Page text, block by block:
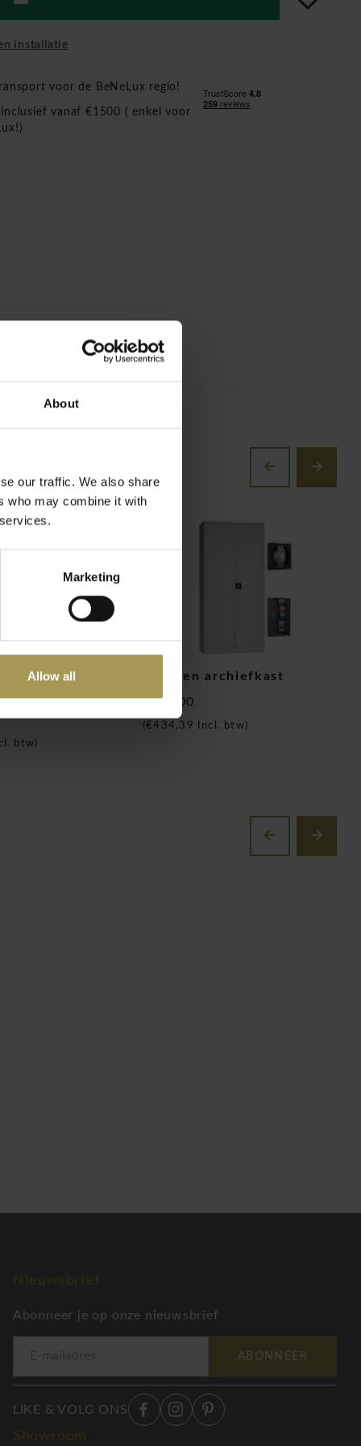
About
our traffic. We also share
who may combine it with
Marketing
Allow all
installatie
voor de BeNeLux regio!
vanaf €1500 ( enkel voor
met
btw)
Metalen archiefkast
€359,00
(€434,39 Incl. btw)
Abonneer je op onze nieuwsbrief
ABONNEER
LIKE & VOLG ONS